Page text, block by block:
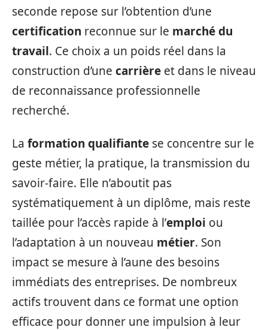
seconde repose sur l’obtention d’une
certification reconnue sur le marché du
travail. Ce choix a un poids réel dans la
construction d’une carrière et dans le niveau
de reconnaissance professionnelle
recherché.
La formation qualifiante se concentre sur le
geste métier, la pratique, la transmission du
savoir-faire. Elle n’aboutit pas
systématiquement à un diplôme, mais reste
taillée pour l’accès rapide à l’emploi ou
l’adaptation à un nouveau métier. Son
impact se mesure à l’aune des besoins
immédiats des entreprises. De nombreux
actifs trouvent dans ce format une option
efficace pour donner une impulsion à leur